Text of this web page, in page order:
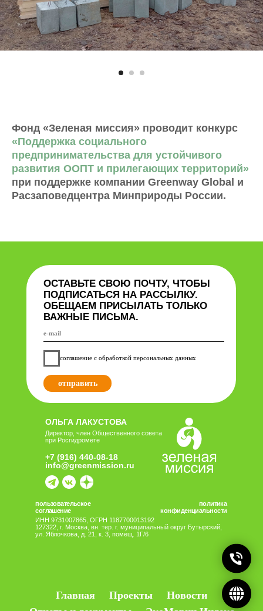
Фонд «Зеленая миссия» проводит конкурс
«Поддержка социального
предпринимательства для устойчивого
развития ООПТ и прилегающих территорий»
при поддержке компании Greenway Global и
Расзаповедцентра Минприроды России.
Главная Проекты
Новости